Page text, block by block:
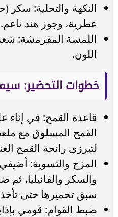
النكهة والتحلية: سكر
عطرية، وجوز هند ناعم.
اللمسة المقرمشة:
اللون.
خطوات التحضير:
قاعدة القمح: في إناء
القمح المسلوق مع
لتبرزي رائحة القمح
المزج والتسوية:
والسكر والفانيليا،
سبق تحميرها حتى تأخذ
ضبط القوام: قومي